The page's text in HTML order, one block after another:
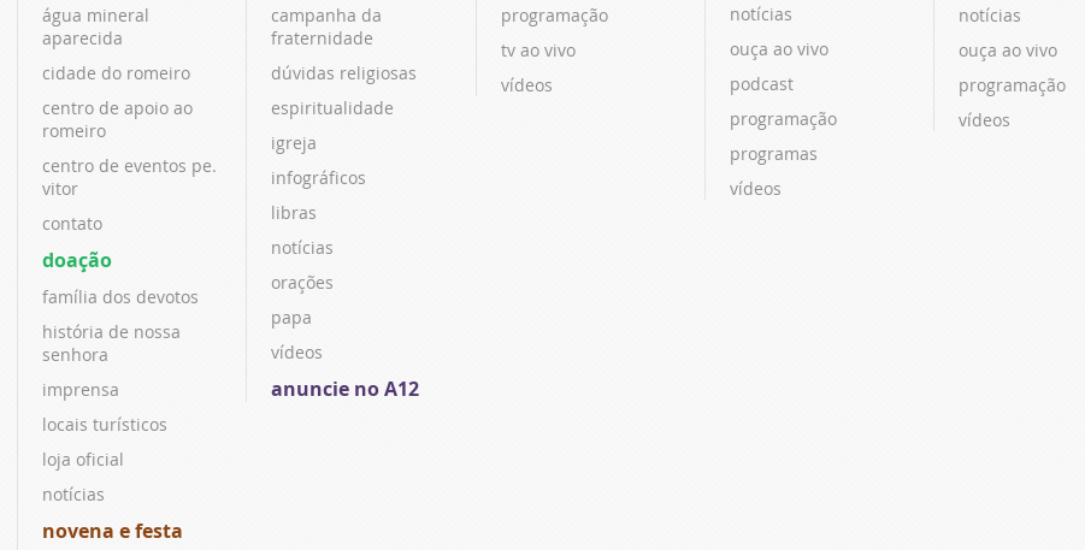
água mineral
aparecida
cidade do romeiro
centro de apoio ao
romeiro
centro de eventos pe.
vitor
contato
doação
família dos devotos
história de nossa
senhora
imprensa
locais turísticos
loja oficial
notícias
novena e festa
campanha da
fraternidade
dúvidas religiosas
espiritualidade
igreja
infográficos
libras
notícias
orações
papa
vídeos
anuncie no A12
programação
tv ao vivo
vídeos
notícias
ouça ao vivo
podcast
programação
programas
vídeos
notícias
ouça ao vivo
programação
vídeos